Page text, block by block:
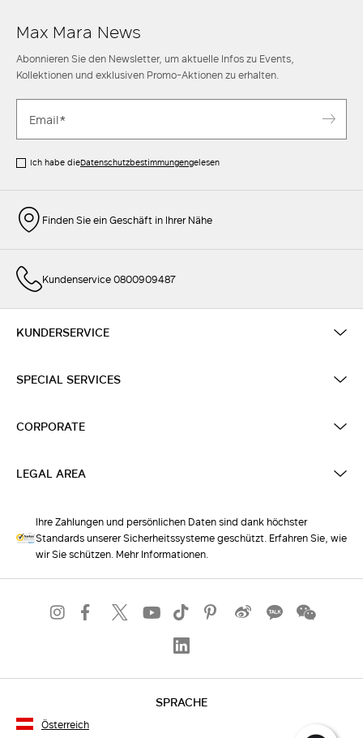
Max Mara News
Abonnieren Sie den Newsletter, um aktuelle Infos zu Events,
Kollektionen und exklusiven Promo-Aktionen zu erhalten.
Ich habe dieDatenschutzbestimmungengelesen
Finden Sie ein Geschäft in Ihrer Nähe
Kundenservice 0800909487
KUNDERSERVICE
SPECIAL SERVICES
CORPORATE
LEGAL AREA
Ihre Zahlungen und persönlichen Daten sind dank höchster
Standards unserer Sicherheitssysteme geschützt. Erfahren Sie, wie
wir Sie schützen. Mehr Informationen.
SPRACHE
Österreich